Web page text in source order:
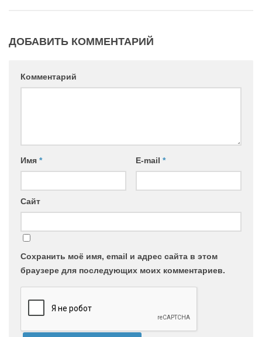
ДОБАВИТЬ КОММЕНТАРИЙ
Комментарий
Имя * E-mail *
Сайт
Сохранить моё имя, email и адрес сайта в этом
браузере для последующих моих комментариев.